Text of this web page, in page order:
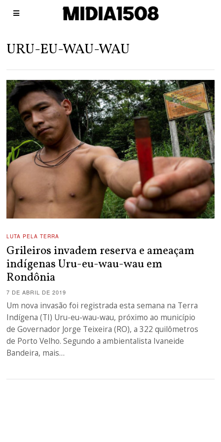
URU-EU-WAU-WAU
LUTA PELA TERRA
Grileiros invadem reserva e ameaçam
indígenas Uru-eu-wau-wau em
Rondônia
7 DE ABRIL DE 2019
Um nova invasão foi registrada esta semana na Terra
Indígena (TI) Uru-eu-wau-wau, próximo ao município
de Governador Jorge Teixeira (RO), a 322 quilômetros
de Porto Velho. Segundo a ambientalista Ivaneide
Bandeira, mais…